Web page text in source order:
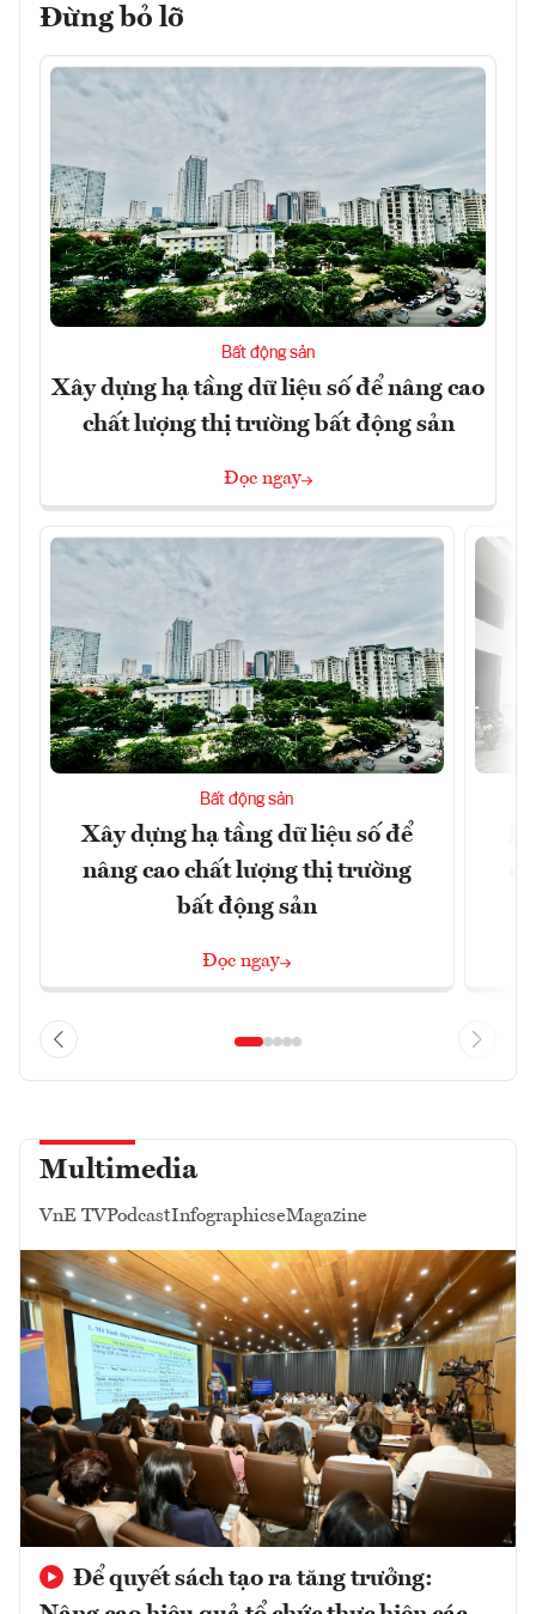
Đừng bỏ lỡ
Bất động sản
Xây dựng hạ tầng dữ liệu số để nâng cao
chất lượng thị trường bất động sản
Đọc ngay
Bất động sản
Xây dựng hạ tầng dữ liệu số để
nâng cao chất lượng thị trường
bất động sản
Đọc ngay
Multimedia
VnE TVPodcastInfographicseMagazine
Để quyết sách tạo ra tăng trưởng: